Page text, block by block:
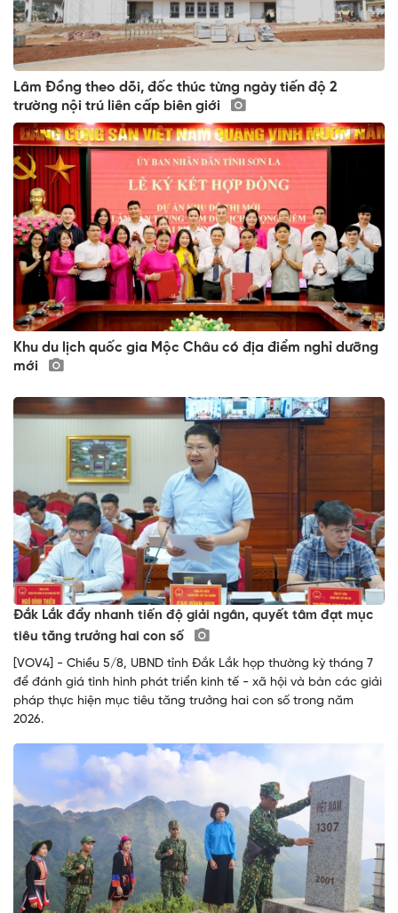
Lâm Đồng theo dõi, đốc thúc từng ngày tiến độ 2
trường nội trú liên cấp biên giới
Khu du lịch quốc gia Mộc Châu có địa điểm nghỉ dưỡng
mới
Đắk Lắk đẩy nhanh tiến độ giải ngân, quyết tâm đạt mục
tiêu tăng trưởng hai con số
[VOV4] - Chiều 5/8, UBND tỉnh Đắk Lắk họp thường kỳ tháng 7
để đánh giá tình hình phát triển kinh tế - xã hội và bàn các giải
pháp thực hiện mục tiêu tăng trưởng hai con số trong năm
2026.